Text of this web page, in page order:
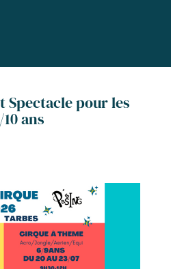
Spectacle pour les
ans